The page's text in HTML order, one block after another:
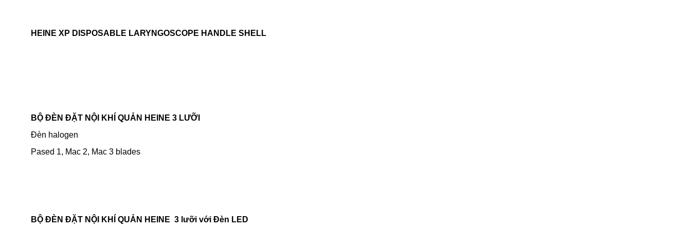
HEINE XP DISPOSABLE LARYNGOSCOPE HANDLE SHELL
BỘ ĐÈN ĐẶT NỘI KHÍ QUẢN HEINE 3 LƯỠI
Đèn halogen
Pased 1, Mac 2, Mac 3 blades
BỘ ĐÈN ĐẶT NỘI KHÍ QUẢN HEINE 3 lưỡi với Đèn LED